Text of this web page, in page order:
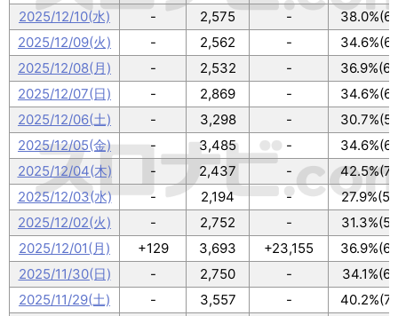
2025/12/10(水)
- 2,575 -
2025/12/09(火)
- 2,562 -
2025/12/08(月)
- 2,532 -
2025/12/07(日)
- 2,869 -
2025/12/06(土)
- 3,298 -
2025/12/05(金)
- 3,485 -
2025/12/04(木)
- 2,437 -
2025/12/03(水)
- 2,194 -
2025/12/02(火)
- 2,752 -
2025/12/01(月)
+129 3,693 +23,155
2025/11/30(日)
- 2,750 -
2025/11/29(土)
- 3,557 -